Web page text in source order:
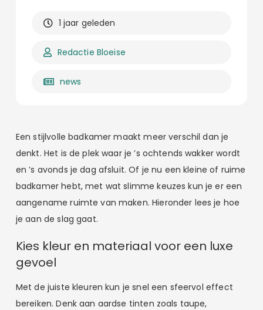
1 jaar geleden
Redactie Bloeise
news
Een stijlvolle badkamer maakt meer verschil dan je
denkt. Het is de plek waar je ’s ochtends wakker wordt
en ’s avonds je dag afsluit. Of je nu een kleine of ruime
badkamer hebt, met wat slimme keuzes kun je er een
aangename ruimte van maken. Hieronder lees je hoe
je aan de slag gaat.
Kies kleur en materiaal voor een luxe
gevoel
Met de juiste kleuren kun je snel een sfeervol effect
bereiken. Denk aan aardse tinten zoals taupe,